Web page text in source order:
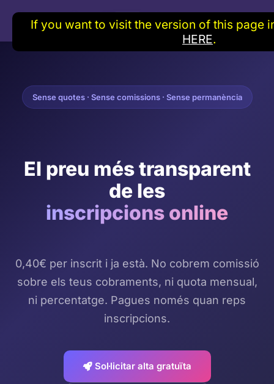
Sense quotes · Sense comissions · Sense permanència
El preu més transparent
de les
inscripcions online
0,40€ per inscrit i ja està. No cobrem comissió
sobre els teus cobraments, ni quota mensual,
ni percentatge. Pagues només quan reps
inscripcions.
Sol·licitar alta gratuïta
If you want to visit the version of this page
HERE.